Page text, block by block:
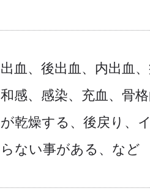
出血、後出血、内出血
和感、感染、充血、骨
が乾燥する、後戻り、
らない事がある、など